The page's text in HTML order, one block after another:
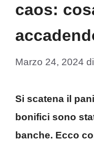
caos:
Marzo 24, 2024 di
Si scatena il
bonifici sono
banche. Ecco